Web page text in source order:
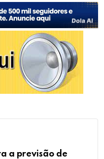
a previsão de